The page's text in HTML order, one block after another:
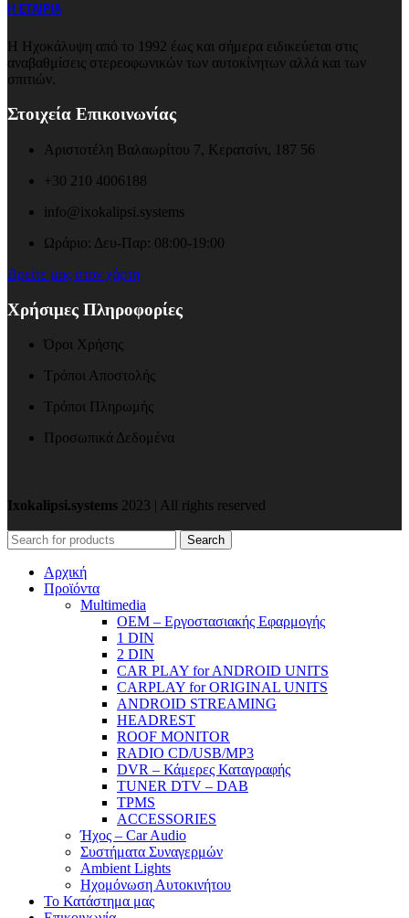
Η ΕΤΑΙΡΙΑ
Η Ηχοκάλυψη από το 1992 έως και σήμερα ειδικεύεται στις
αναβαθμίσεις στερεοφωνικών των αυτοκίνητων αλλά και των
σπιτιών.
Στοιχεία Επικοινωνίας
Αριστοτέλη Βαλαωρίτου 7, Κερατσίνι, 187 56
+30 210 4006188
info@ixokalipsi.systems
Ωράριο: Δευ-Παρ: 08:00-19:00
Βρείτε μας στον χάρτη
Χρήσιμες Πληροφορίες
Όροι Χρήσης
Τρόποι Αποστολής
Τρόποι Πληρωμής
Προσωπικά Δεδομένα
Ixokalipsi.systems 2023 | All rights reserved
Search
Αρχική
Προϊόντα
Μultimedia
OEM – Εργοστασιακής Εφαρμογής
1 DIN
2 DIN
CAR PLAY for ANDROID UNITS
CARPLAY for ORIGINAL UNITS
ANDROID STREAMING
HEADREST
ROOF MONITOR
RADIO CD/USB/MP3
DVR – Κάμερες Καταγραφής
TUNER DTV – DAB
TPMS
ACCESSORIES
Ήχος – Car Audio
Συστήματα Συναγερμών
Ambient Lights
Hχομόνωση Αυτοκινήτου
Το Κατάστημα μας